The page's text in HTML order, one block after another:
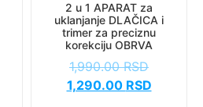
2 u 1 APARAT za
uklanjanje DLAČICA i
trimer za preciznu
korekciju OBRVA
1,990.00RSD
1,290.00 RSD